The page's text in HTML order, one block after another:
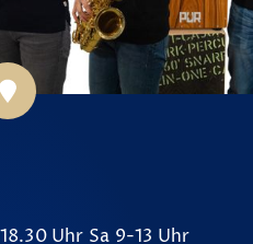
Uhr Sa 9-13 Uhr